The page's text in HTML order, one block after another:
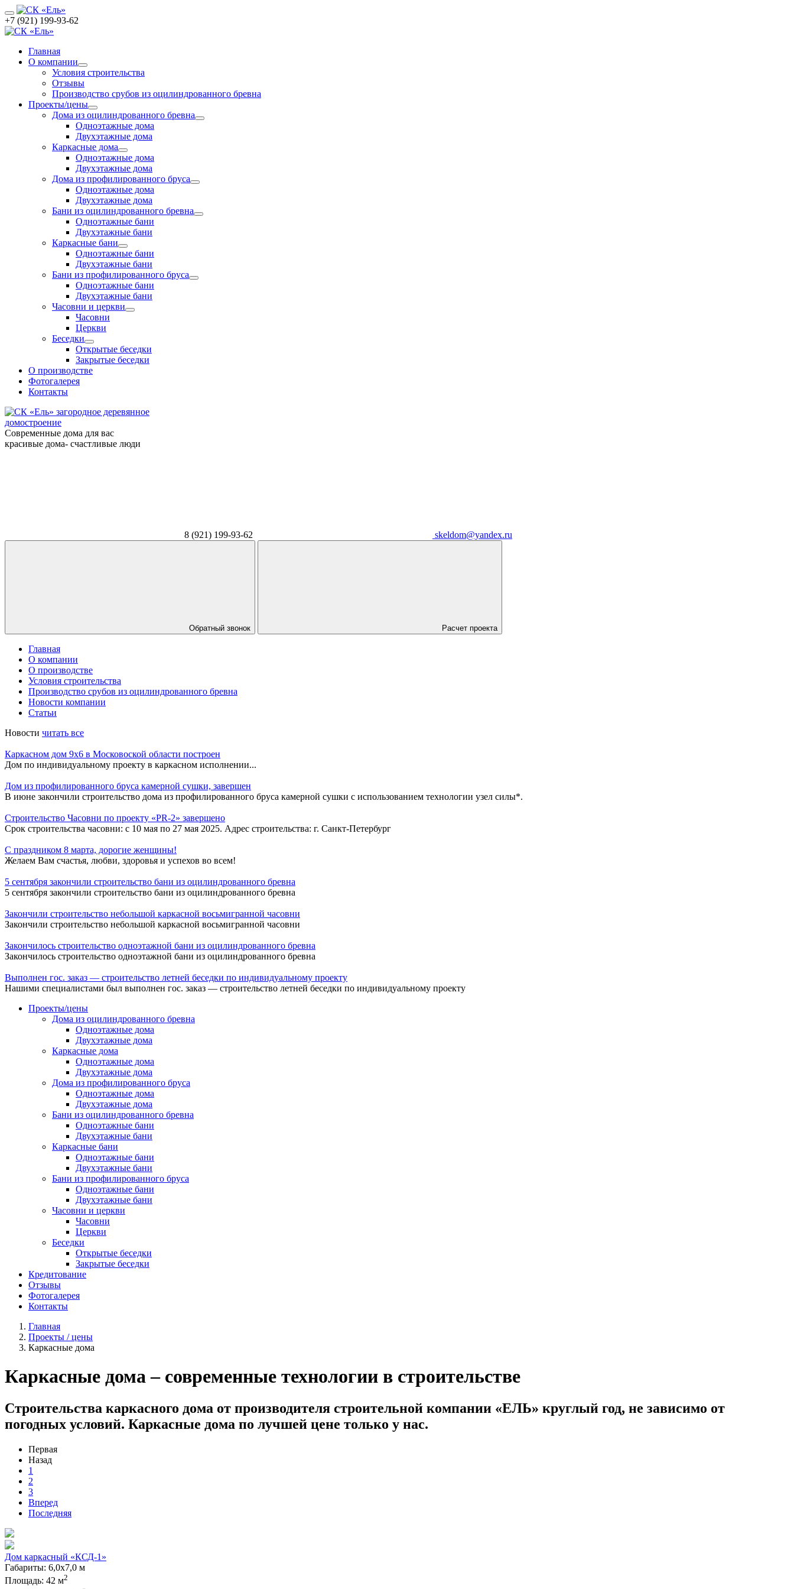
+7 (921) 199-93-62
Главная
О компании
Условия строительства
Отзывы
Производство срубов из оцилиндрованного бревна
Проекты/цены
Дома из оцилиндрованного бревна
Одноэтажные дома
Двухэтажные дома
Каркасные дома
Одноэтажные дома
Двухэтажные дома
Дома из профилированного бруса
Одноэтажные дома
Двухэтажные дома
Бани из оцилиндрованного бревна
Одноэтажные бани
Двухэтажные бани
Каркасные бани
Одноэтажные бани
Двухэтажные бани
Бани из профилированного бруса
Одноэтажные бани
Двухэтажные бани
Часовни и церкви
Часовни
Церкви
Беседки
Открытые беседки
Закрытые беседки
О производстве
Фотогалерея
Контакты
загородное деревянное
домостроение
Современные дома для вас
красивые дома- счастливые люди
8 (921) 199-93-62 skeldom@yandex.ru
Обратный звонок Расчет проекта
Главная
О компании
О производстве
Условия строительства
Производство срубов из оцилиндрованного бревна
Новости компании
Статьи
Новости читать все
Каркасном дом 9х6 в Московоской области построен
Дом по индивидуальному проекту в каркасном исполнении...
Дом из профилированного бруса камерной сушки, завершен
В июне закончили строительство дома из профилированного бруса камерной сушки с использованием технологии узел силы*.
Строительство Часовни по проекту «PR-2» завершено
Срок строительства часовни: с 10 мая по 27 мая 2025. Адрес строительства: г. Санкт-Петербург
С праздником 8 марта, дорогие женщины!
Желаем Вам счастья, любви, здоровья и успехов во всем!
5 сентября закончили строительство бани из оцилиндрованного бревна
5 сентября закончили строительство бани из оцилиндрованного бревна
Закончили строительство небольшой каркасной восьмигранной часовни
Закончили строительство небольшой каркасной восьмигранной часовни
Закончилось строительство одноэтажной бани из оцилиндрованного бревна
Закончилось строительство одноэтажной бани из оцилиндрованного бревна
Выполнен гос. заказ — строительство летней беседки по индивидуальному проекту
Нашими специалистами был выполнен гос. заказ — строительство летней беседки по индивидуальному проекту
Проекты/цены
Дома из оцилиндрованного бревна
Одноэтажные дома
Двухэтажные дома
Каркасные дома
Одноэтажные дома
Двухэтажные дома
Дома из профилированного бруса
Одноэтажные дома
Двухэтажные дома
Бани из оцилиндрованного бревна
Одноэтажные бани
Двухэтажные бани
Каркасные бани
Одноэтажные бани
Двухэтажные бани
Бани из профилированного бруса
Одноэтажные бани
Двухэтажные бани
Часовни и церкви
Часовни
Церкви
Беседки
Открытые беседки
Закрытые беседки
Кредитование
Отзывы
Фотогалерея
Контакты
Главная
Проекты / цены
Каркасные дома
Каркасные дома – современные технологии в строительстве
Строительства каркасного дома от производителя строительной компании «ЕЛЬ» круглый год, не зависимо от
погодных условий. Каркасные дома по лучшей цене только у нас.
Первая
Назад
1
2
3
Вперед
Последняя
Дом каркасный «КСД-1»
Габариты: 6,0х7,0 м
Площадь: 42 м2